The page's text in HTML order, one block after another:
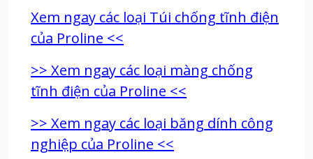
Xem ngay các loại Túi chống tĩnh điện
của Proline <<
>> Xem ngay các loại màng chống
tĩnh điện của Proline <<
>> Xem ngay các loại băng dính công
nghiệp của Proline <<